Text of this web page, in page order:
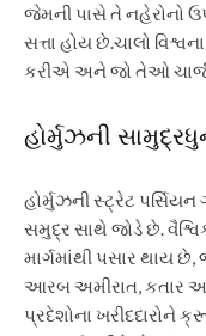
જેમની પાસે તે નહેરોનો
સત્તા હોય છે.ચાલો
કરીએ અને જો તેઓ ચાર્જ
હોર્મુઝની
હોર્મુઝની સ્ટ્રેટ
સમુદ્ર સાથે જોડે છે.
માર્ગમાંથી પસાર થાય
આરબ અમીરાત, કતાર
પ્રદેશોના ખરીદદારોને